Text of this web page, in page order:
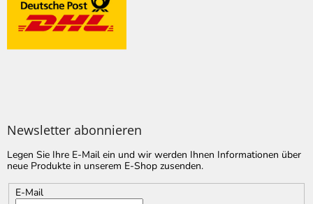
Newsletter abonnieren
Legen Sie Ihre E-Mail ein und wir werden Ihnen Informationen über
neue Produkte in unserem E-Shop zusenden.
E-Mail